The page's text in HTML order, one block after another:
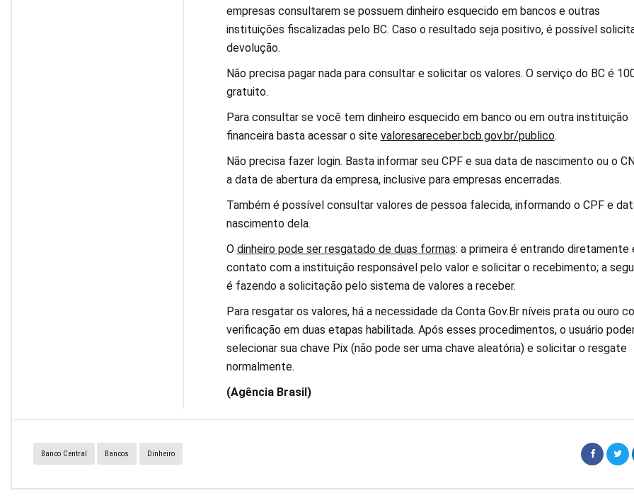
empresas consultarem se possuem dinheiro esquecido em bancos e outras
instituições fiscalizadas pelo BC. Caso o resultado seja positivo, é possível
devolução.
Não precisa pagar nada para consultar e solicitar os valores. O serviço do BC é
gratuito.
Para consultar se você tem dinheiro esquecido em banco ou em outra instituição
financeira basta acessar o site valoresareceber.bcb.gov.br/publico.
Não precisa fazer login. Basta informar seu CPF e sua data de nascimento ou o
a data de abertura da empresa, inclusive para empresas encerradas.
Também é possível consultar valores de pessoa falecida, informando o CPF e
nascimento dela.
O dinheiro pode ser resgatado de duas formas: a primeira é entrando diretamente
contato com a instituição responsável pelo valor e solicitar o recebimento; a
é fazendo a solicitação pelo sistema de valores a receber.
Para resgatar os valores, há a necessidade da Conta Gov.Br níveis prata ou ouro
verificação em duas etapas habilitada. Após esses procedimentos, o usuário
selecionar sua chave Pix (não pode ser uma chave aleatória) e solicitar o resgate
normalmente.
(Agência Brasil)
Banco Central Bancos Dinheiro